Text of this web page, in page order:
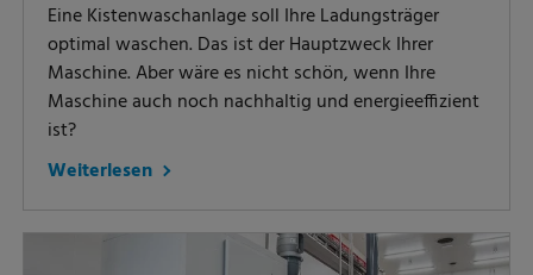
Eine Kistenwaschanlage soll Ihre Ladungsträger
optimal waschen. Das ist der Hauptzweck Ihrer
Maschine. Aber wäre es nicht schön, wenn Ihre
Maschine auch noch nachhaltig und energieeffizient
ist?
Weiterlesen